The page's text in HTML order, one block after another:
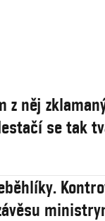
z něj
se tak